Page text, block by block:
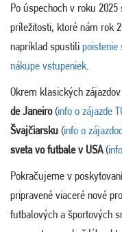
Po úspechoch v roku
príležitosti, ktoré nám rok
napríklad spustili
nákupe vstupeniek.
Okrem klasických
de Janeiro(info o zájazde
Švajčiarsku (info o
sveta vo futbale v USA(
Pokračujeme v
pripravené viaceré nové
futbalových a športových